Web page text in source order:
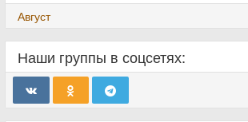
Август
Наши группы в соцсетях: